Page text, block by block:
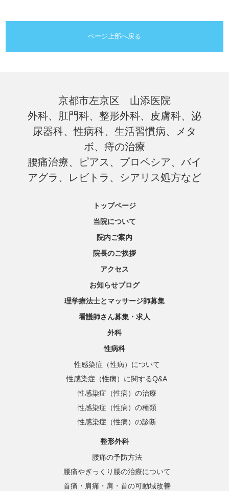
ページ上部へ戻る
京都市左京区 山添医院
外科、肛門科、整形外科、皮膚科、泌
尿器科、性病科、生活習慣病、メタ
ボ、痔の治療
腰痛治療、ピアス、プロペシア、バイ
アグラ、レビトラ、シアリス処方など
トップページ
当院について
院内ご案内
院長のご挨拶
アクセス
お知らせブログ
理学療法士とマッサージ師募集
看護師さん募集・求人
外科
性病科
性感染症（性病）について
性感染症（性病）に関するQ&A
性感染症（性病）の治療
性感染症（性病）の種類
性感染症（性病）の診断
整形外科
腰痛の予防方法
腰痛やぎっくり腰の治療について
首痛・肩痛・肩・首の可動域改善